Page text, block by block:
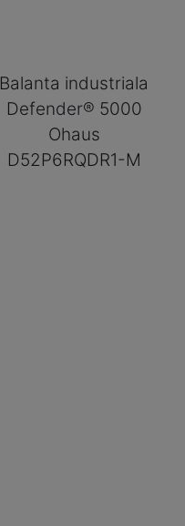
Balanta industriala
Defender® 5000
Ohaus
D52P6RQDR1-M